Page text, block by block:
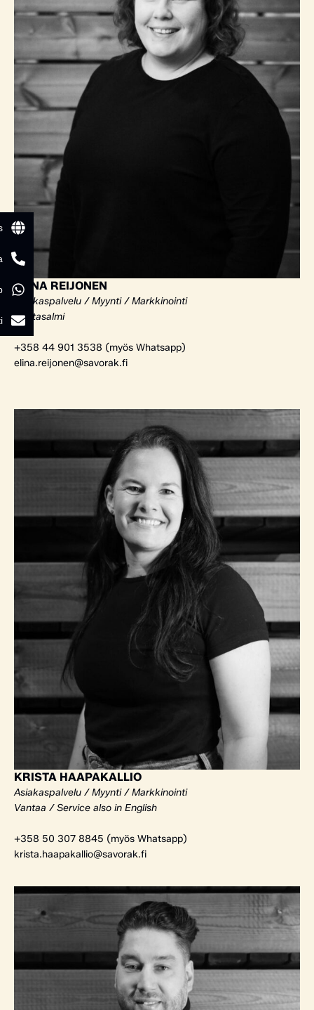
ELINA REIJONEN
Asiakaspalvelu / Myynti / Markkinointi
Rantasalmi
+358 44 901 3538 (myös Whatsapp)
elina.reijonen@savorak.fi
KRISTA HAAPAKALLIO
Asiakaspalvelu / Myynti / Markkinointi
Vantaa / Service also in English
+358 50 307 8845 (myös Whatsapp)
krista.haapakallio@savorak.fi